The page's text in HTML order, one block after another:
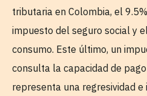
tributaria en Colombia, el
impuesto del seguro social y
consumo. Este último, un
consulta la capacidad de
representa una regresividad